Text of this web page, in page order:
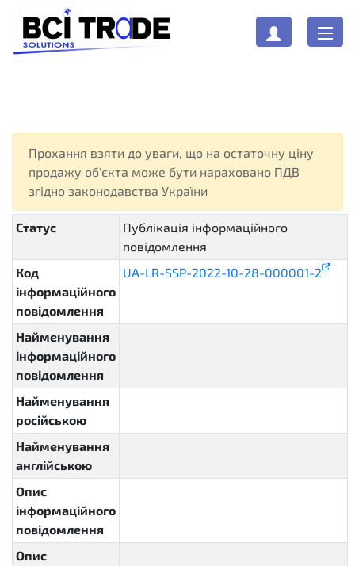
Прохання взяти до уваги, що на остаточну ціну
продажу об'єкта може бути нараховано ПДВ
згідно законодавства України
Статус
Публікація інформаційного
повідомлення
Код
інформаційного
повідомлення
UA-LR-SSP-2022-10-28-000001-2
Найменування
інформаційного
повідомлення
Найменування
російською
Найменування
англійською
Опис
інформаційного
повідомлення
Опис